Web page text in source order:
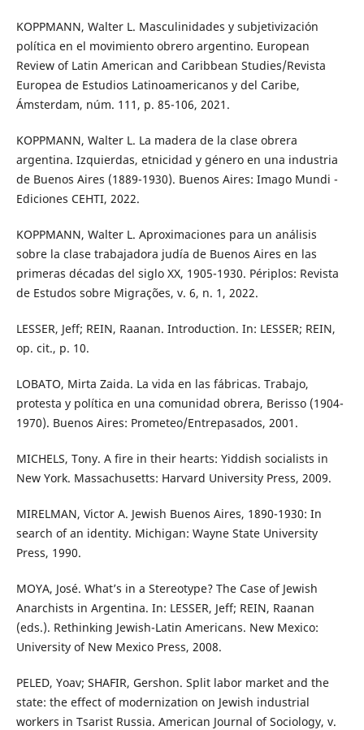
KOPPMANN, Walter L. Masculinidades y subjetivización
política en el movimiento obrero argentino. European
Review of Latin American and Caribbean Studies/Revista
Europea de Estudios Latinoamericanos y del Caribe,
Ámsterdam, núm. 111, p. 85-106, 2021.
KOPPMANN, Walter L. La madera de la clase obrera
argentina. Izquierdas, etnicidad y género en una industria
de Buenos Aires (1889-1930). Buenos Aires: Imago Mundi -
Ediciones CEHTI, 2022.
KOPPMANN, Walter L. Aproximaciones para un análisis
sobre la clase trabajadora judía de Buenos Aires en las
primeras décadas del siglo XX, 1905-1930. Périplos: Revista
de Estudos sobre Migrações, v. 6, n. 1, 2022.
LESSER, Jeff; REIN, Raanan. Introduction. In: LESSER; REIN,
op. cit., p. 10.
LOBATO, Mirta Zaida. La vida en las fábricas. Trabajo,
protesta y política en una comunidad obrera, Berisso (1904-
1970). Buenos Aires: Prometeo/Entrepasados, 2001.
MICHELS, Tony. A fire in their hearts: Yiddish socialists in
New York. Massachusetts: Harvard University Press, 2009.
MIRELMAN, Victor A. Jewish Buenos Aires, 1890-1930: In
search of an identity. Michigan: Wayne State University
Press, 1990.
MOYA, José. What’s in a Stereotype? The Case of Jewish
Anarchists in Argentina. In: LESSER, Jeff; REIN, Raanan
(eds.). Rethinking Jewish-Latin Americans. New Mexico:
University of New Mexico Press, 2008.
PELED, Yoav; SHAFIR, Gershon. Split labor market and the
state: the effect of modernization on Jewish industrial
workers in Tsarist Russia. American Journal of Sociology, v.